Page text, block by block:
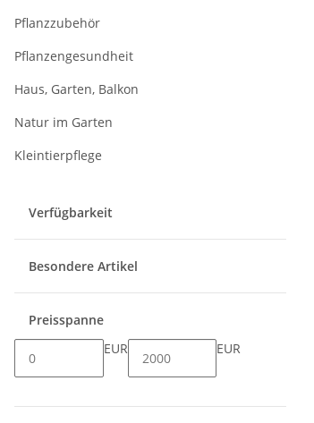
Pflanzzubehör
Pflanzengesundheit
Haus, Garten, Balkon
Natur im Garten
Kleintierpflege
Verfügbarkeit
Besondere Artikel
Preisspanne
EUR
EUR